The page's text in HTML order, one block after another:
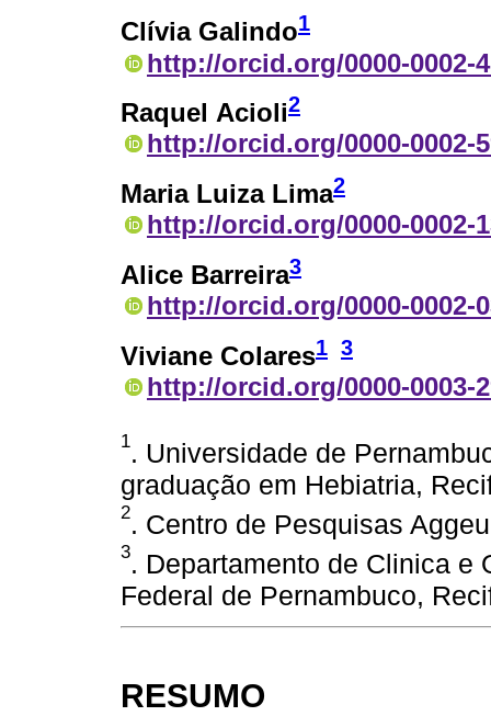
Clívia Galindo1
http://orcid.org/0000-0002-
Raquel Acioli2
http://orcid.org/0000-0002-
Maria Luiza Lima2
http://orcid.org/0000-0002-
Alice Barreira3
http://orcid.org/0000-0002-
Viviane Colares1 3
http://orcid.org/0000-0003-
1. Universidade de
graduação em Hebiatria,
2. Centro de Pesquisas
3. Departamento de Clinica e
Federal de Pernambuco,
RESUMO